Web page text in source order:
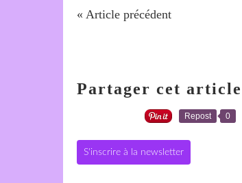
« Article précédent
Partager cet article
Repost 0
S'inscrire à la newsletter